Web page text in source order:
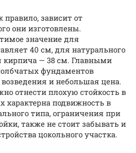
правило, зависит от
они изготовлены.
значение для
40 см, для натурального
кирпича — 38 см. Главными
фундаментов
и небольшая цена.
отнести плохую стойкость в
характерна подвижность в
типа, ограничения при
также не стоит забывать и
цокольного участка.